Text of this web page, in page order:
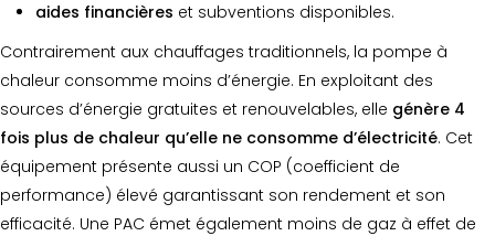
aides financières et subventions disponibles.
Contrairement aux chauffages traditionnels, la pompe à
chaleur consomme moins d’énergie. En exploitant des
sources d’énergie gratuites et renouvelables, elle génère 4
fois plus de chaleur qu’elle ne consomme d’électricité. Cet
équipement présente aussi un COP (coefficient de
performance) élevé garantissant son rendement et son
efficacité. Une PAC émet également moins de gaz à effet de